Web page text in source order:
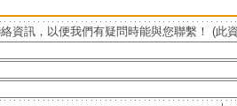
資訊，以便我們有疑問時能與您聯繫！ (此